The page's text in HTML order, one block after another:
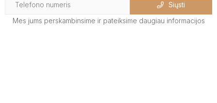
Siųsti
Mes jums perskambinsime ir pateiksime daugiau informacijos